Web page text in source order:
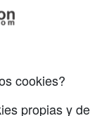
cookies?
propias y